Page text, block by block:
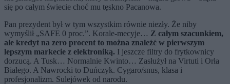
się po całym świecie choć mu tęskno Pacanowa.
Pan prezydent był w tym wszystkim równie niezły. Że niby
wymyślił „SAFE 0 proc.”. Korale-mecyje… Z całym szacunkiem,
ale kredyt na zero procent to można znaleźć w pierwszym
lepszym markecie z elektroniką. I jeszcze filtry do frytkownicy
dorzucą. A Tusk… Normalnie Kwinto… Zasłużył na Virtuti i Orła
Białego. A Nawrocki to Duńczyk. Cygaro/snus, klasa i
profesjonalizm. Sulejówek od narodu.